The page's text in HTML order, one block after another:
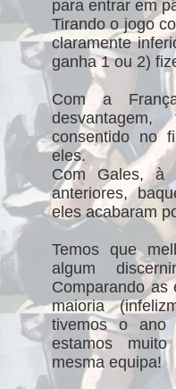
para entrar em
Tirando o jogo
claramente
ganha 1 ou 2)
Com a
consentido no
eles.
Com Gales, à
anteriores,
eles acabaram
Temos que
algum
Comparando as
maioria
tivemos o ano
estamos
mesma equipa!